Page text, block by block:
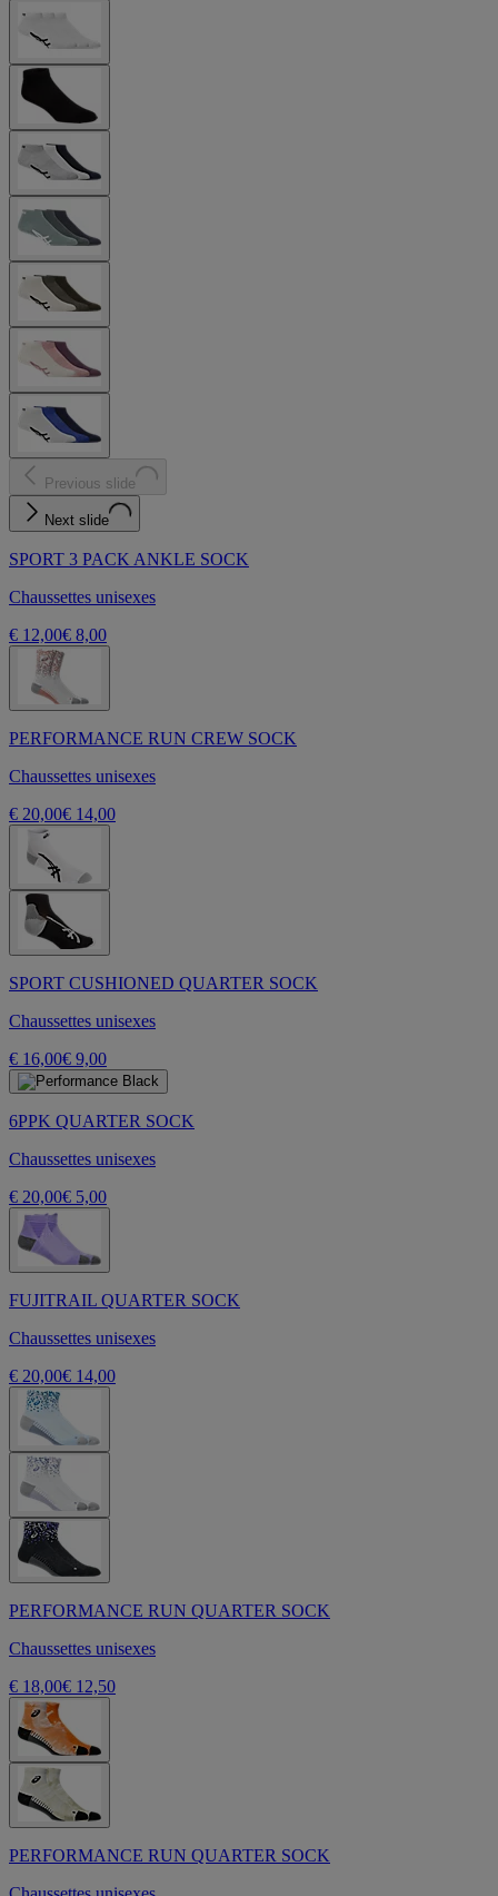
Previous slide
Next slide
SPORT 3 PACK ANKLE SOCK
Chaussettes unisexes
€ 12,00€ 8,00
PERFORMANCE RUN CREW SOCK
Chaussettes unisexes
€ 20,00€ 14,00
SPORT CUSHIONED QUARTER SOCK
Chaussettes unisexes
€ 16,00€ 9,00
6PPK QUARTER SOCK
Chaussettes unisexes
€ 20,00€ 5,00
FUJITRAIL QUARTER SOCK
Chaussettes unisexes
€ 20,00€ 14,00
PERFORMANCE RUN QUARTER SOCK
Chaussettes unisexes
€ 18,00€ 12,50
PERFORMANCE RUN QUARTER SOCK